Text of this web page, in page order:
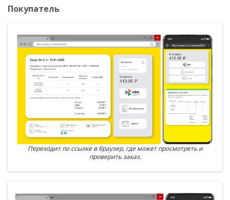
Покупатель
Переходит по ссылке в браузер, где может просмотреть и
проверить заказ.